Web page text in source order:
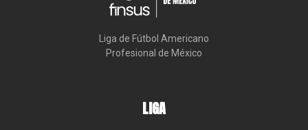
Liga de Fútbol Americano
Profesional de México
LIGA